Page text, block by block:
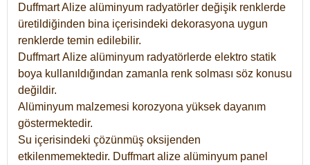
Duffmart Alize alüminyum radyatörler değişik renklerde
üretildiğinden bina içerisindeki dekorasyona uygun
renklerde temin edilebilir.
DuffmartAlize alüminyum radyatörlerde elektro statik
boya kullanıldığından zamanla renk solması söz konusu
değildir.
Alüminyum malzemesi korozyona yüksek dayanım
göstermektedir.
Su içerisindeki çözünmüş oksijenden
etkilenmemektedir. Duffmart alize alüminyum panel